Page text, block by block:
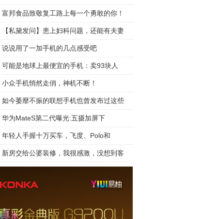
富邦食品致敬复工路上每一个勇敢的你！
【私黛发问】患上妇科问题，还能有夫妻
说说用了一加手机的几点感受吧
可能是地球上最便宜的手机：卖93块人
小众手机悄然走俏，神机不断！
如今萎靡不振的联想手机也曾发布过这些
华为MateS第二代曝光:五摄加屏下
年轻人手握十万买车，飞度、Polo和
新房交给公婆装修，我很感激，没想到客